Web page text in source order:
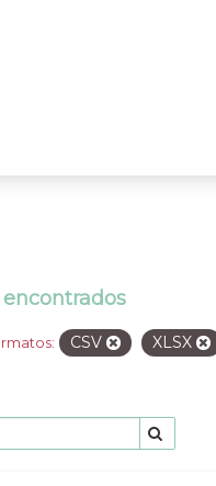
CSV XLSX